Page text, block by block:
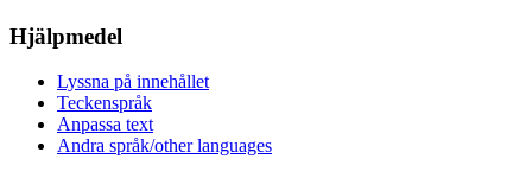
Hjälpmedel
Lyssna på innehållet
Teckenspråk
Anpassa text
Andra språk/other languages